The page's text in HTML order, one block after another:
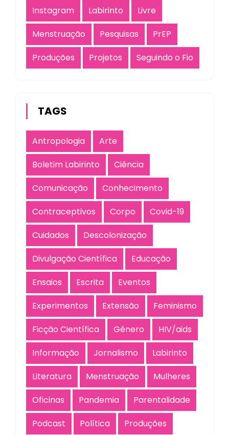
Instagram
Labirinto
Livre
Menstruação
Pesquisas
PrEP
Produções
Projetos Seguindo o Fio
TAGS
Antropologia
Arte
Boletim Labirinto
Ciência
Comunicação
Conhecimento
Contraceptivos
Corpo
Covid-19
Cuidados
Descolonização
Divulgação Científica
Educação
Ensaios
Escrita
Eventos
Experimentos
Extensão
Feminismo
Ficção Científica
Gênero
HIV/aids
Informação
Jornalismo
Labirinto
Literatura
Menstruação
Mulheres
Oficinas
Pandemia
Parentalidade
Podcast
Política
Produções